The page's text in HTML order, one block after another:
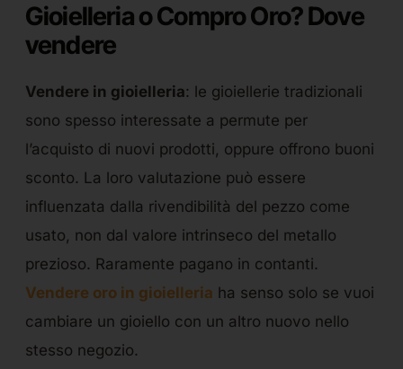
Gioielleria o Compro Oro? Dove
vendere
Vendere in gioielleria: le gioiellerie tradizionali
sono spesso interessate a permute per
l’acquisto di nuovi prodotti, oppure offrono buoni
sconto. La loro valutazione può essere
influenzata dalla rivendibilità del pezzo come
usato, non dal valore intrinseco del metallo
prezioso. Raramente pagano in contanti.
Vendere oro in gioielleria ha senso solo se vuoi
cambiare un gioiello con un altro nuovo nello
stesso negozio.